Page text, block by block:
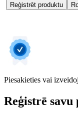
Reģistrēt produktu
Piesakieties vai
Reģistrē